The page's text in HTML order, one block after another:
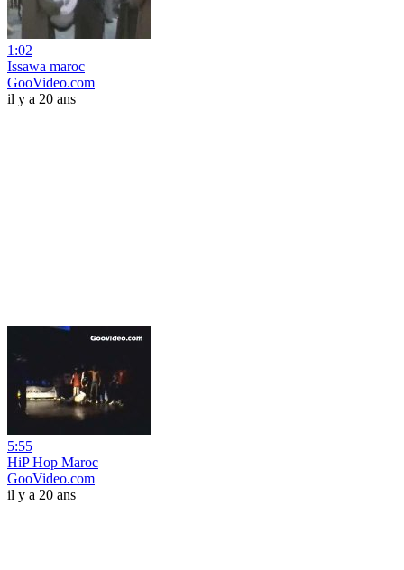
1:02
Issawa maroc
GooVideo.com
il y a 20 ans
5:55
HiP Hop Maroc
GooVideo.com
il y a 20 ans